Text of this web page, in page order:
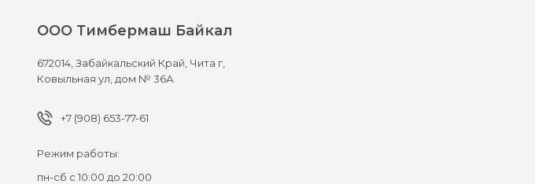
ООО Тимбермаш Байкал
672014,Забайкальский Край, Чита г,
Ковыльная ул, дом № 36А
+7 (908) 653-77-61
Режим работы:
пн-сб с 10:00 до 20:00